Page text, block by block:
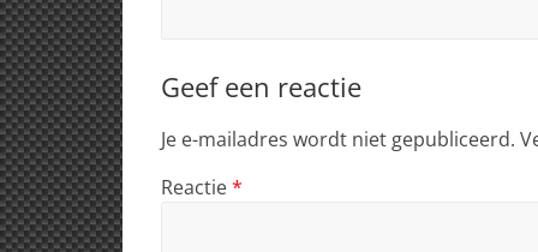
Geef een reactie
Je e-mailadres wordt niet gepubliceerd.
Reactie*